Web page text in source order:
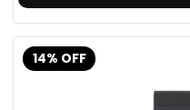
14% OFF